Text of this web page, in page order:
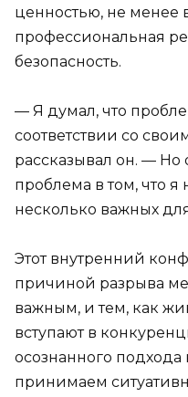
ценностью, не менее
профессиональная
безопасность.
— Я думал, что
соответствии со
рассказывал он. — Но
проблема в том, что я
несколько важных
Этот внутренний
причиной разрыва
важным, и тем, как
вступают в
осознанного
принимаем